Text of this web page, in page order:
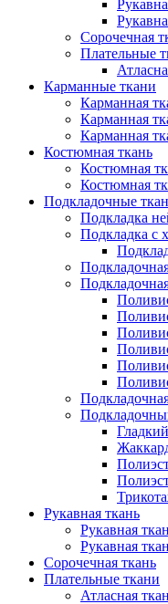
Сорочечная
Плательные
Карманные ткани
Карманная
Карманная
Карманная
Костюмная ткань
Костюмная
Костюмная
Подкладочные
Подкладка
Подкладка с
Рукавная ткань
Рукавная
Рукавная
Сорочечная ткань
Плательные ткани
Атласная